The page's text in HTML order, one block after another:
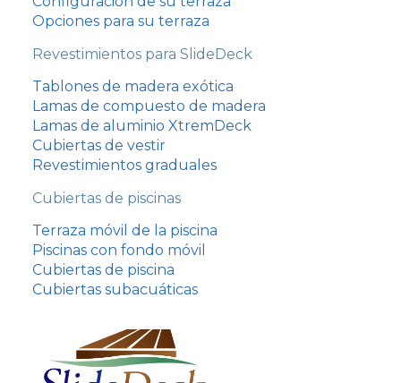
Opciones para su terraza
Revestimientos para SlideDeck
Tablones de madera exótica
Lamas de compuesto de madera
Lamas de aluminio XtremDeck
Cubiertas de vestir
Revestimientos graduales
Cubiertas de piscinas
Terraza móvil de la piscina
Piscinas con fondo móvil
Cubiertas de piscina
Cubiertas subacuáticas